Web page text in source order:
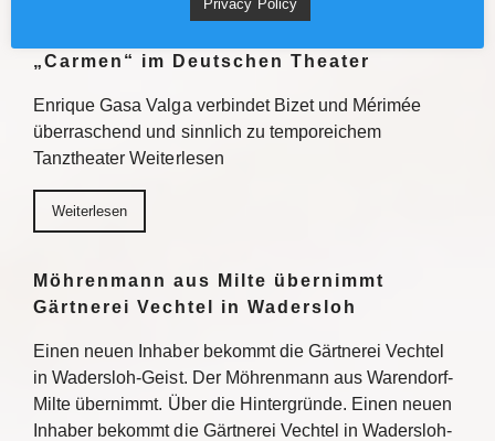
„Carmen“ im Deutschen Theater
Enrique Gasa Valga verbindet Bizet und Mérimée
überraschend und sinnlich zu temporeichem
Tanztheater Weiterlesen
Weiterlesen
Möhrenmann aus Milte übernimmt
Gärtnerei Vechtel in Wadersloh
Einen neuen Inhaber bekommt die Gärtnerei Vechtel
in Wadersloh-Geist. Der Möhrenmann aus Warendorf-
Milte übernimmt. Über die Hintergründe. Einen neuen
Inhaber bekommt die Gärtnerei Vechtel in Wadersloh-
Privacy Policy